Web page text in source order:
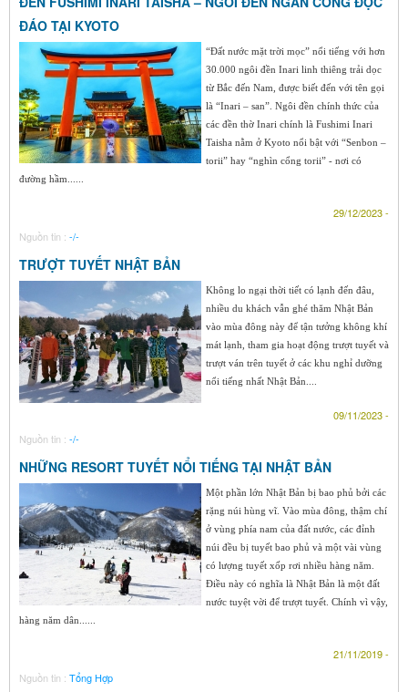
ĐÁO TẠI KYOTO
“Đất nước mặt trời mọc” nổi tiếng với hơn
30.000 ngôi đền Inari linh thiêng trải dọc
từ Bắc đến Nam, được biết đến với tên gọi
là “Inari – san”. Ngôi đền chính thức của
các đền thờ Inari chính là Fushimi Inari
Taisha nằm ở Kyoto nổi bật với “Senbon –
torii” hay “nghìn cổng torii” - nơi có
đường hầm......
29/12/2023 -
Nguồn tin : -/-
TRƯỢT TUYẾT NHẬT BẢN
Không lo ngại thời tiết có lạnh đến đâu,
nhiều du khách vẫn ghé thăm Nhật Bản
vào mùa đông này để tận tưởng không khí
mát lạnh, tham gia hoạt động trượt tuyết và
trượt ván trên tuyết ở các khu nghỉ dưỡng
nổi tiếng nhất Nhật Bản....
09/11/2023 -
Nguồn tin : -/-
NHỮNG RESORT TUYẾT NỔI TIẾNG TẠI NHẬT BẢN
Một phần lớn Nhật Bản bị bao phủ bởi các
rặng núi hùng vĩ. Vào mùa đông, thậm chí
ở vùng phía nam của đất nước, các đỉnh
núi đều bị tuyết bao phủ và một vài vùng
có lượng tuyết xốp rơi nhiều hàng năm.
Điều này có nghĩa là Nhật Bản là một đất
nước tuyệt vời để trượt tuyết. Chính vì vậy,
hàng năm dân......
21/11/2019 -
Nguồn tin : Tổng Hợp